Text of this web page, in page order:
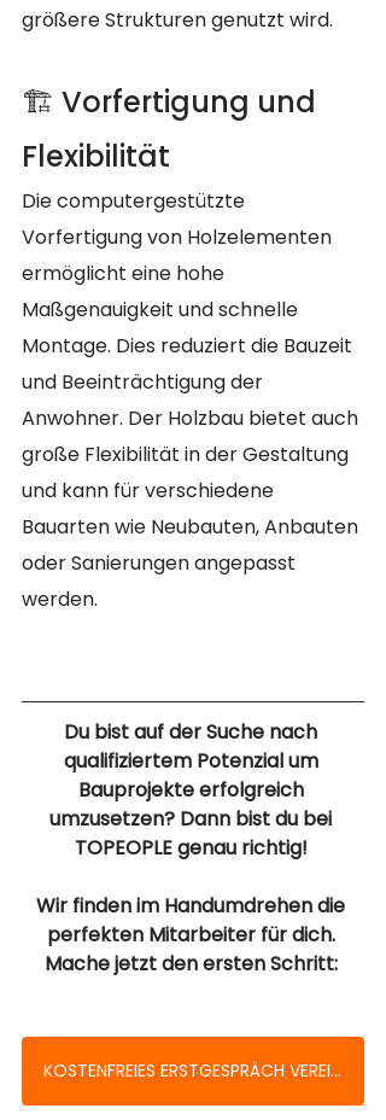
größere Strukturen genutzt wird.
🏗️ Vorfertigung und
Flexibilität
Die computergestützte
Vorfertigung von Holzelementen
ermöglicht eine hohe
Maßgenauigkeit und schnelle
Montage. Dies reduziert die Bauzeit
und Beeinträchtigung der
Anwohner. Der Holzbau bietet auch
große Flexibilität in der Gestaltung
und kann für verschiedene
Bauarten wie Neubauten, Anbauten
oder Sanierungen angepasst
werden.
Du bist auf der Suche nach
qualifiziertem Potenzial um
Bauprojekte erfolgreich
umzusetzen? Dann bist du bei
TOPEOPLE genau richtig!
Wir finden im Handumdrehen die
perfekten Mitarbeiter für dich.
Mache jetzt den ersten Schritt:
KOSTENFREIES ERSTGESPRÄCH VEREINBAFREN